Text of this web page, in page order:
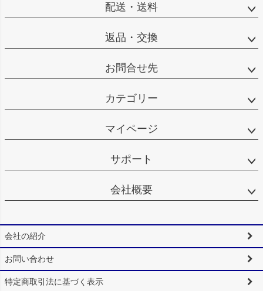
配送・送料
返品・交換
お問合せ先
カテゴリー
マイページ
サポート
会社概要
会社の紹介
お問い合わせ
特定商取引法に基づく表示